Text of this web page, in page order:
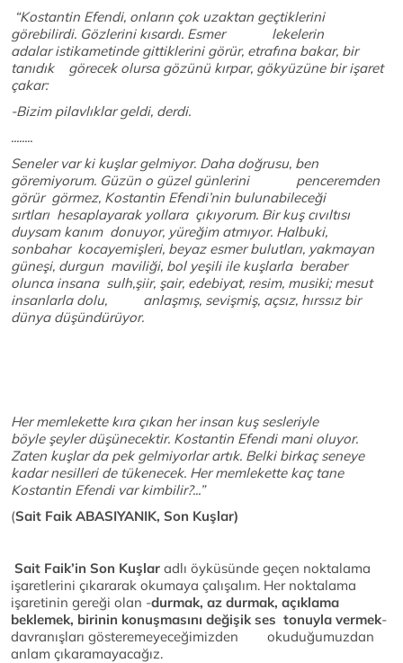
“Kostantin Efendi, onların çok uzaktan geçtiklerini
görebilirdi. Gözlerini kısardı. Esmer lekelerin
adalar istikametinde gittiklerini görür, etrafına bakar, bir
tanıdık görecek olursa gözünü kırpar, gökyüzüne bir işaret
çakar:
-Bizim pilavlıklar geldi, derdi.
........
Seneler var ki kuşlar gelmiyor. Daha doğrusu, ben
göremiyorum. Güzün o güzel günlerini penceremden
görür görmez, Kostantin Efendi’nin bulunabileceği
sırtları hesaplayarak yollara çıkıyorum. Bir kuş cıvıltısı
duysam kanım donuyor, yüreğim atmıyor. Halbuki,
sonbahar kocayemişleri, beyaz esmer bulutları, yakmayan
güneşi, durgun maviliği, bol yeşili ile kuşlarla beraber
olunca insana sulh,şiir, şair, edebiyat, resim, musiki; mesut
insanlarla dolu, anlaşmış, sevişmiş, açsız, hırssız bir
dünya düşündürüyor.
Her memlekette kıra çıkan her insan kuş sesleriyle
böyle şeyler düşünecektir. Kostantin Efendi mani oluyor.
Zaten kuşlar da pek gelmiyorlar artık. Belki birkaç seneye
kadar nesilleri de tükenecek. Her memlekette kaç tane
Kostantin Efendi var kimbilir?...”
(Sait Faik ABASIYANIK, Son Kuşlar)
Sait Faik’in Son Kuşlar adlı öyküsünde geçen noktalama
işaretlerini çıkararak okumaya çalışalım. Her noktalama
işaretinin gereği olan -durmak, az durmak, açıklama
beklemek, birinin konuşmasını değişik ses tonuyla vermek-
davranışları gösteremeyeceğimizden okuduğumuzdan
anlam çıkaramayacağız.